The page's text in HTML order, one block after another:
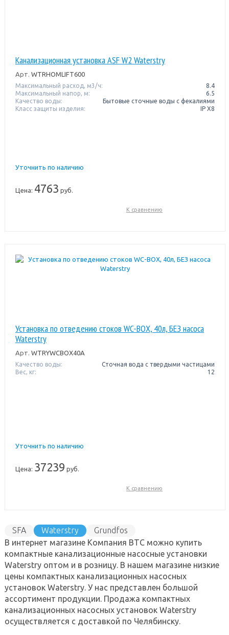
Канализационная установка ASF W2 Waterstry
Арт. WTRHOMLIFT600
Максимальный расход, м3/ч:
8.4
Максимальный напор, м:
6.5
Качество воды:
Бытовые сточные воды с фекалиями
Класс защиты изделия:
IP X8
Уточнить по наличию
Цена: 4763 руб.
К сравнению
Установка по отведению стоков WC-BOX, 40л, БЕЗ насоса
Waterstry
Арт. WTRYWCBOX40A
Качество воды:
Сточная вода с твердыми частицами
Вес, кг:
12
Уточнить по наличию
Цена: 37239 руб.
К сравнению
SFA Waterstry
Grundfos
В интернет магазине Компания ВТС можно купить
компактные канализационные насосные установки
Waterstry оптом и в розницу. В нашем магазине низкие
цены компактных канализационных насосных
установок Waterstry. У нас представлен большой
ассортимент продукции. Продажа компактных
канализационных насосных установок Waterstry
осуществляется с доставкой по Челябинску.